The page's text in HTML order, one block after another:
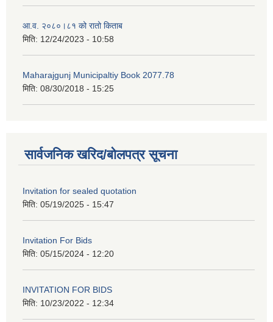
आ.व. २०८०।८१ को रातो किताब
मिति: 12/24/2023 - 10:58
Maharajgunj Municipaltiy Book 2077.78
मिति: 08/30/2018 - 15:25
सार्वजनिक खरिद/बोलपत्र सूचना
Invitation for sealed quotation
मिति: 05/19/2025 - 15:47
Invitation For Bids
मिति: 05/15/2024 - 12:20
INVITATION FOR BIDS
मिति: 10/23/2022 - 12:34